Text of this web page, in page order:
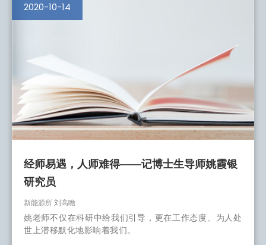
2020-10-14
经师易遇，人师难得——记博士生导师姚霞银
研究员
新能源所 刘高瞻
姚老师不仅在科研中给我们引导，更在工作态度、为人处
世上潜移默化地影响着我们。